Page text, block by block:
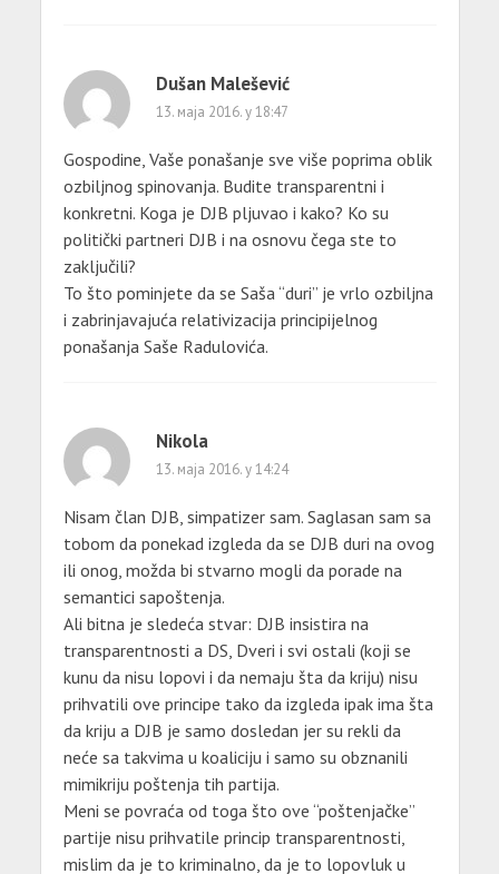
Dušan Malešević
13. маја 2016. у 18:47
Gospodine, Vaše ponašanje sve više poprima oblik
ozbiljnog spinovanja. Budite transparentni i
konkretni. Koga je DJB pljuvao i kako? Ko su
politički partneri DJB i na osnovu čega ste to
zaključili?
To što pominjete da se Saša “duri” je vrlo ozbiljna
i zabrinjavajuća relativizacija principijelnog
ponašanja Saše Radulovića.
Nikola
13. маја 2016. у 14:24
Nisam član DJB, simpatizer sam. Saglasan sam sa
tobom da ponekad izgleda da se DJB duri na ovog
ili onog, možda bi stvarno mogli da porade na
semantici sapoštenja.
Ali bitna je sledeća stvar: DJB insistira na
transparentnosti a DS, Dveri i svi ostali (koji se
kunu da nisu lopovi i da nemaju šta da kriju) nisu
prihvatili ove principe tako da izgleda ipak ima šta
da kriju a DJB je samo dosledan jer su rekli da
neće sa takvima u koaliciju i samo su obznanili
mimikriju poštenja tih partija.
Meni se povraća od toga što ove “poštenjačke”
partije nisu prihvatile princip transparentnosti,
mislim da je to kriminalno, da je to lopovluk u